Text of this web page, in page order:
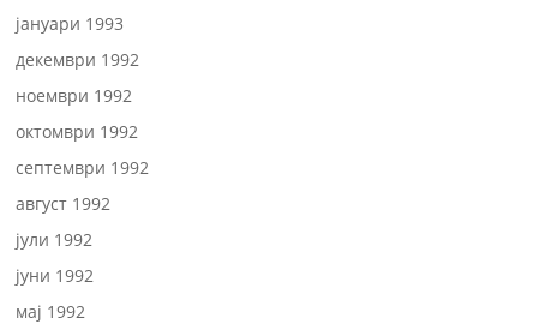
јануари 1993
декември 1992
ноември 1992
октомври 1992
септември 1992
август 1992
јули 1992
јуни 1992
мај 1992